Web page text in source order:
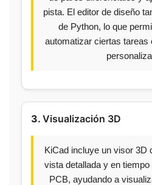
pista. El editor de diseño
de Python, lo que
automatizar ciertas tareas
3. Visualización 3D
KiCad incluye un visor 3D
vista detallada y en
PCB, ayudando a